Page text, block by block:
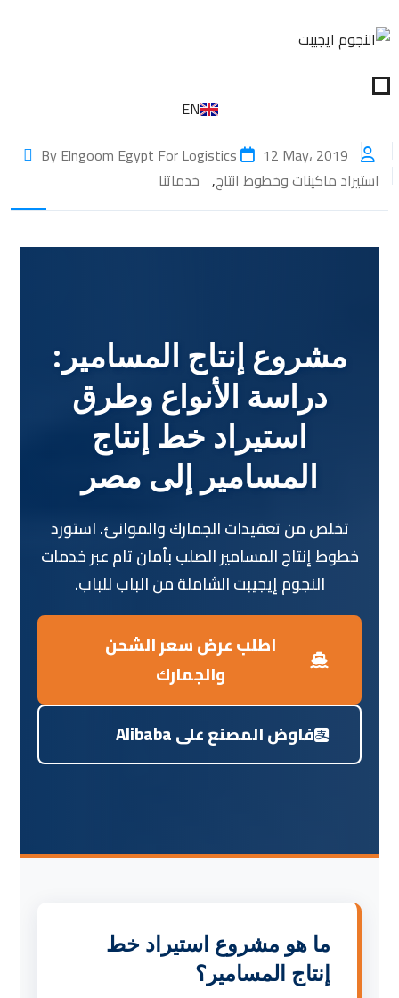
EN
12 May، 2019
استيراد ماكينات وخطوط انتاج, خدماتنا
مشروع إنتاج المسامير:
دراسة الأنواع وطرق
استيراد خط إنتاج
المسامير إلى مصر
تخلص من تعقيدات الجمارك والموانئ. استورد
خطوط إنتاج المسامير الصلب بأمان تام عبر خدمات
النجوم إيجيبت الشاملة من الباب للباب.
اطلب عرض سعر الشحن
والجمارك
فاوض المصنع على Alibaba
ما هو مشروع استيراد خط
إنتاج المسامير؟